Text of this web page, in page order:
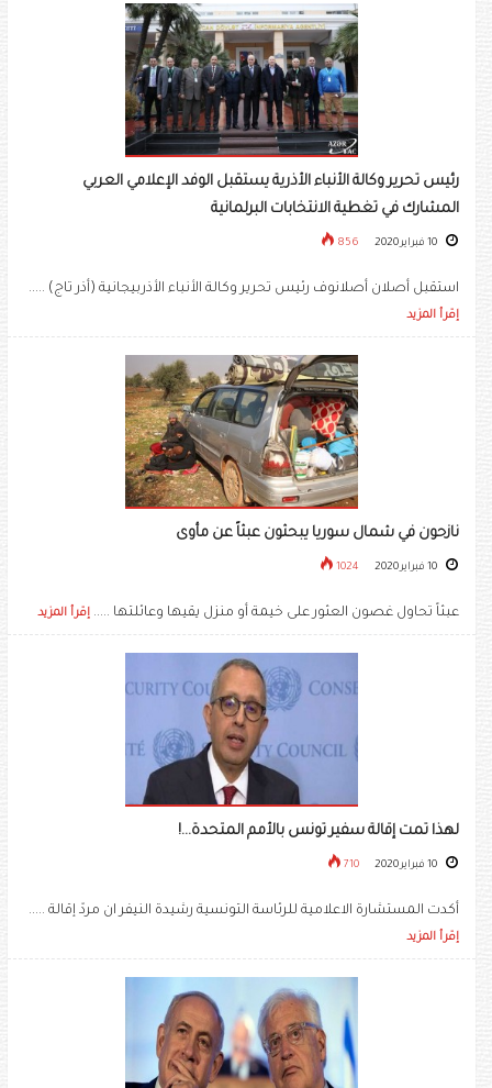
رئيس تحرير وكالة الأنباء الأذرية يستقبل الوفد الإعلامي العربي
المشارك في تغطية الانتخابات البرلمانية
856
استقبل أصلان أصلانوف رئيس تحرير وكالة الأنباء الأذربيجانية (أذر تاج) .....
إقرأ المزيد
نازحون في شمال سوريا يبحثون عبثاً عن مأوى
1024
عبثاً تحاول غصون العثور على خيمة أو منزل يقيها وعائلتها ..... إقرأ المزيد
لهذا تمت إقالة سفير تونس بالأمم المتحدة...!
710
أكدت المستشارة الاعلامية للرئاسة التونسية رشيدة النيفر ان مردّ إقالة .....
إقرأ المزيد